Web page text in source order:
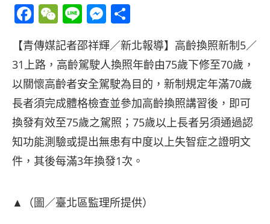
Facebook
WeChat
LineMessenger
享
【青傳媒記者邵祥輝／新北報導】高齡換照新制5／
31上路，高齡駕駛人換照年齡由75歲下修至70歲，
以關懷高齡者安全駕駛為目的，新制規定年滿70歲
長者須完成體格檢查並參加高齡換照講習後，即可
換發有效至75歲之駕照；75歲以上長者另須通過認
知功能測驗或提出無患有中度以上失智症之證明文
件，其後每滿3年換發1次。
▲（圖／臺北區監理所提供）